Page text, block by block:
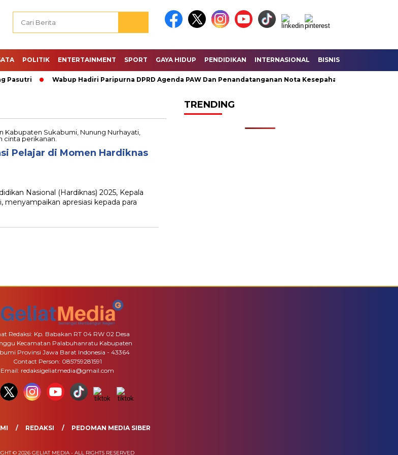
POLITIK ENTERTAINMENT SPORT GAYA HIDUP PENDIDIKAN INTERNASIONAL BISNIS
Wabup Hadiri Paripurna DPRD Agenda PAW Dan Penandatanganan Nota Kesepahaman KUA – PPAS
Pelajar di Momen Hardiknas
Nasional (Hardiknas) 2025, Kepala
apresiasi kepada para
TRENDING
Redaksi: Kp. Babakan RT 04 RW 02 Desa
Kecamatan Palabuhanratu Kabupaten
Provinsi Jawa Barat Indonesia - 43364
Contact Person: 085759281591
Email: redaksigeliatmedia@gmail.com
REDAKSI PEDOMAN MEDIA SIBER
© 2026 GELIAT MEDIA - ALL RIGHTS RESERVED